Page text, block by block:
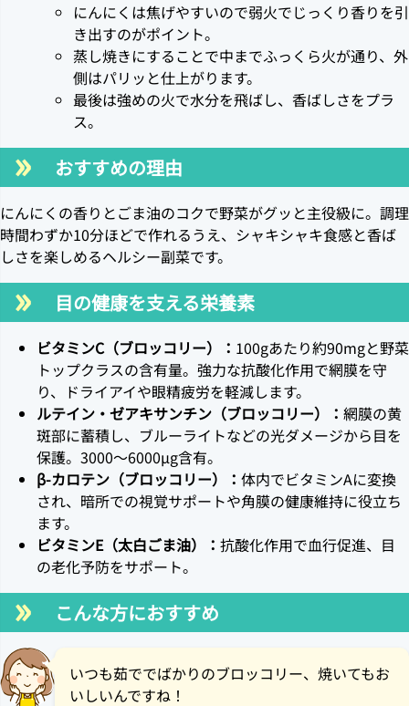
にんにくは焦げやすいので弱火でじっくり香りを引
き出すのがポイント。
蒸し焼きにすることで中までふっくら火が通り、外
側はパリッと仕上がります。
最後は強めの火で水分を飛ばし、香ばしさをプラ
ス。
おすすめの理由
にんにくの香りとごま油のコクで野菜がグッと主役級に。調理
時間わずか10分ほどで作れるうえ、シャキシャキ食感と香ば
しさを楽しめるヘルシー副菜です。
目の健康を支える栄養素
ビタミンC（ブロッコリー）： 100gあたり約90mgと野菜
トップクラスの含有量。強力な抗酸化作用で網膜を守
り、ドライアイや眼精疲労を軽減します。
ルテイン・ゼアキサンチン（ブロッコリー）： 網膜の黄
斑部に蓄積し、ブルーライトなどの光ダメージから目を
保護。3000～6000μg含有。
β-カロテン（ブロッコリー）： 体内でビタミンAに変換
され、暗所での視覚サポートや角膜の健康維持に役立ち
ます。
ビタミンE（太白ごま油）： 抗酸化作用で血行促進、目
の老化予防をサポート。
こんな方におすすめ
いつも茹ででばかりのブロッコリー、焼いてもお
いしいんですね！